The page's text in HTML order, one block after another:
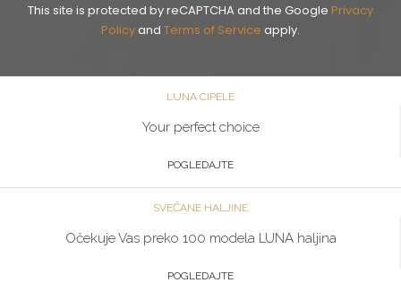
This site is protected by reCAPTCHA and the Google Privacy
Policyand Terms of Service apply.
LUNA CIPELE
Your perfect choice
POGLEDAJTE
SVEČANE HALJINE
Očekuje Vas preko 100 modela LUNA haljina
POGLEDAJTE